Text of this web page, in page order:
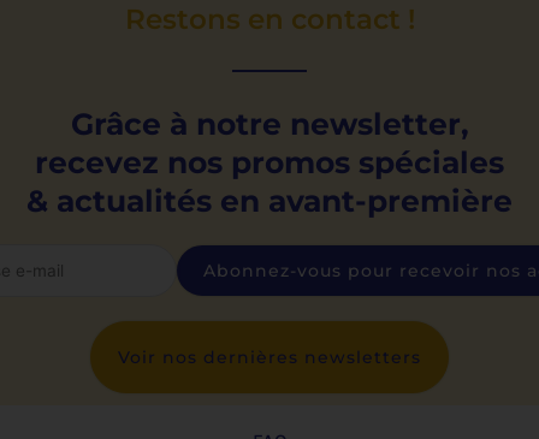
Restons en contact !
Grâce à notre newsletter,
recevez nos promos spéciales
& actualités en avant-première
Voir nos dernières newsletters